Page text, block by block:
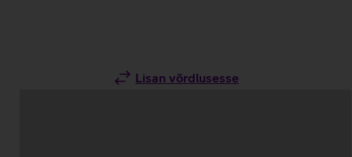
Lisan võrdlusesse